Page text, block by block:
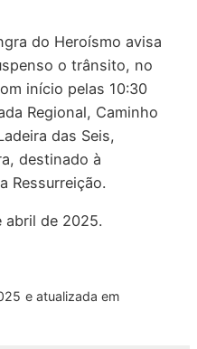
do Heroísmo avisa
o trânsito, no
início pelas 10:30
Regional, Caminho
das Seis,
destinado à
Ressurreição.
abril de 2025.
e atualizada em